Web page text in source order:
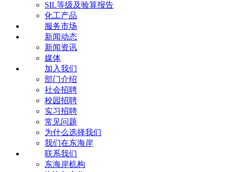
SIL等级及验算报告
化工产品
服务市场
新闻动态
新闻资讯
媒体
加入我们
部门介绍
社会招聘
校园招聘
实习招聘
常见问题
为什么选择我们
我们在东海岸
联系我们
东海岸机构